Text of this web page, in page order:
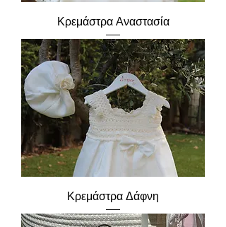
Κρεμάστρα Αναστασία
Κρεμάστρα Δάφνη